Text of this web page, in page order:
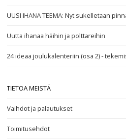
UUSI IHANA TEEMA: Nyt sukelletaan
Uutta ihanaa häihin ja polttareihin
24 ideaa joulukalenteriin (osa 2) -
TIETOA MEISTÄ
Vaihdot ja palautukset
Toimitusehdot